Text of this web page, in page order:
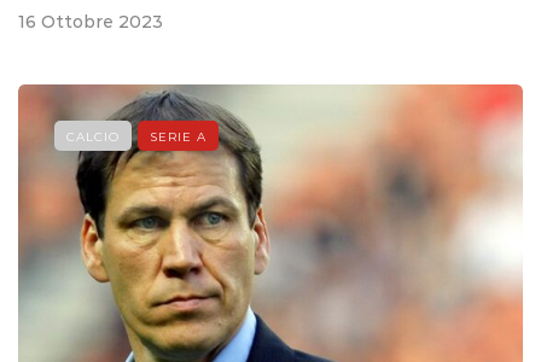
16 Ottobre 2023
CALCIO SERIE A